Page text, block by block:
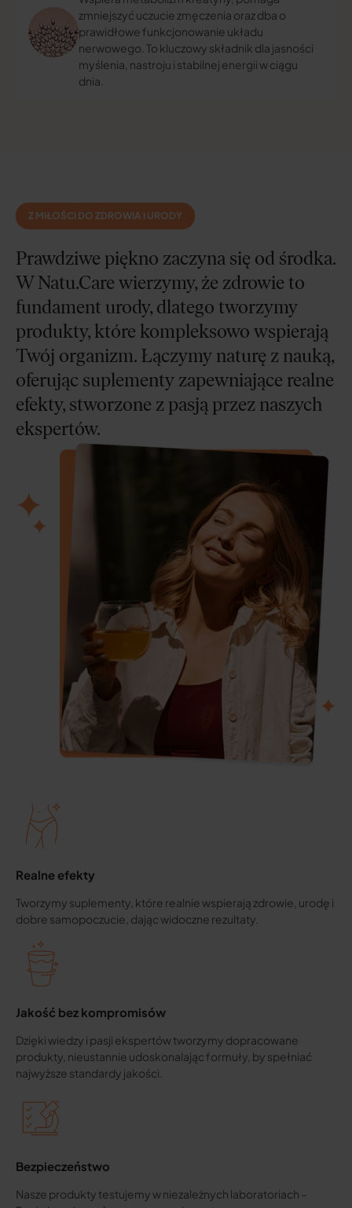
zmniejszyć uczucie zmęczenia oraz dba o
prawidłowe funkcjonowanie układu
nerwowego. To kluczowy składnik dla jasności
myślenia, nastroju i stabilnej energii w ciągu
dnia.
Z MIŁOŚCI DO ZDROWIA I URODY
Prawdziwe piękno zaczyna się od środka.
W Natu.Care wierzymy, że zdrowie to
fundament urody, dlatego tworzymy
produkty, które kompleksowo wspierają
Twój organizm. Łączymy naturę z nauką,
oferując suplementy zapewniające realne
efekty, stworzone z pasją przez naszych
ekspertów.
Realne efekty
Tworzymy suplementy, które realnie wspierają zdrowie, urodę i
dobre samopoczucie, dając widoczne rezultaty.
Jakość bez kompromisów
Dzięki wiedzy i pasji ekspertów tworzymy dopracowane
produkty, nieustannie udoskonalając formuły, by spełniać
najwyższe standardy jakości.
Bezpieczeństwo
Nasze produkty testujemy w niezależnych laboratoriach –